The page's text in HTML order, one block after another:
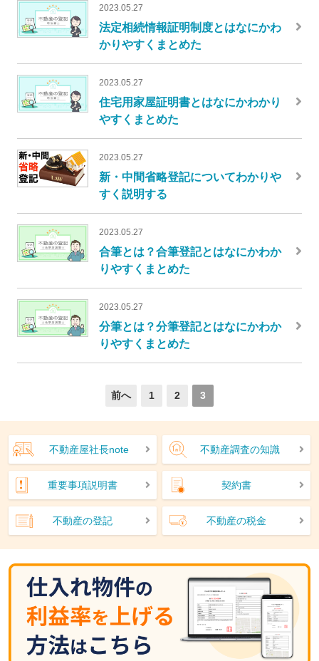
2023.05.27
法定相続情報証明制度とはなにかわ
かりやすくまとめた
2023.05.27
住宅用家屋証明書とはなにかわかり
やすくまとめた
2023.05.27
新・中間省略登記についてわかりや
すく説明する
2023.05.27
合筆とは？合筆登記とはなにかわか
りやすくまとめた
2023.05.27
分筆とは？分筆登記とはなにかわか
りやすくまとめた
前へ 1 2 3
不動産屋社長note 不動産調査の知識
重要事項説明書 契約書
不動産の登記 不動産の税金